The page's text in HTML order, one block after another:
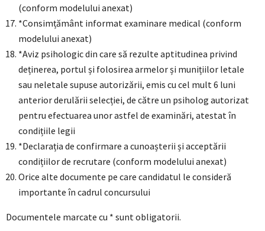
(conform modelului anexat)
*Consimțământ informat examinare medical (conform
modelului anexat)
*Aviz psihologic din care să rezulte aptitudinea privind
deținerea, portul și folosirea armelor și munițiilor letale
sau neletale supuse autorizării, emis cu cel mult 6 luni
anterior derulării selecției, de către un psiholog autorizat
pentru efectuarea unor astfel de examinări, atestat în
condițiile legii
*Declarația de confirmare a cunoașterii și acceptării
condițiilor de recrutare (conform modelului anexat)
Orice alte documente pe care candidatul le consideră
importante în cadrul concursului
Documentele marcate cu * sunt obligatorii.